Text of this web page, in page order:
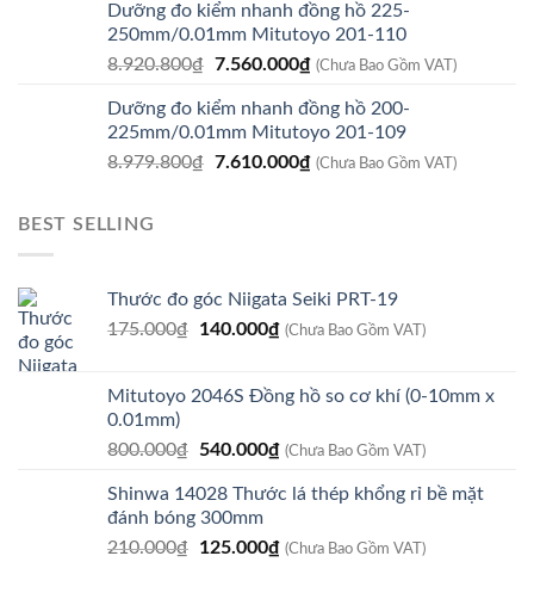
là:
11.717.400₫.
tại
là:
9.930.000₫.
Dưỡng đo kiểm nhanh đồng hồ 225-
250mm/0.01mm Mitutoyo 201-110
8.920.800₫ Giá
là:
8.920.800₫.
7.560.000₫Giá
tại
là:
7.560.000₫.
(Chưa Bao Gồm VAT)
Dưỡng đo kiểm nhanh đồng hồ 200-
225mm/0.01mm Mitutoyo 201-109
8.979.800₫ Giá
7.610.000₫Giá
(Chưa Bao Gồm VAT)
BEST SELLING
Thước đo góc Niigata Seiki PRT-19
175.000₫
Giá
175.000₫.
140.000₫Giá
là:
(Chưa Bao Gồm VAT)
Mitutoyo 2046S Đồng hồ so cơ khí (0-10mm x
0.01mm)
800.000₫
Giá
là:
800.000₫.
540.000₫Giá
tại
540.000₫.
(Chưa Bao Gồm VAT)
Shinwa 14028 Thước lá thép khổng rỉ bề mặt
đánh bóng 300mm
210.000₫
Giá
125.000₫Giá
(Chưa Bao Gồm VAT)